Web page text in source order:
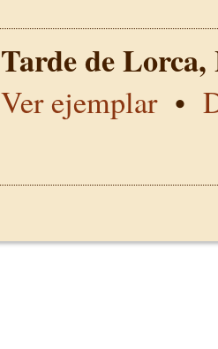
Tarde de
Ver ejemplar•